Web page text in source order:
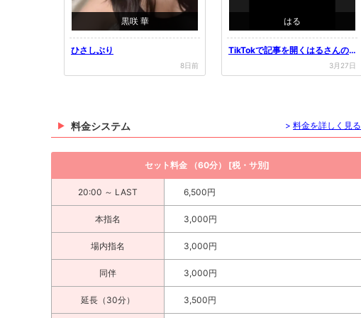
黒咲 華
ひさしぶり
8日前
はる
TikTokで記事を開くはるさんのT
3月27日
料金システム > 料金を詳しく見る
セット料金 （60分） [税・サ別]
20:00 ～ LAST 6,500円
本指名 3,000円
場内指名 3,000円
同伴 3,000円
延長（30分） 3,500円